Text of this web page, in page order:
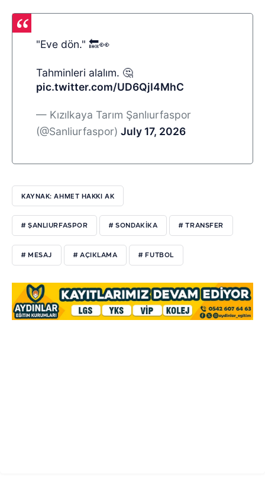
"Eve dön." 🔙👀
Tahminleri alalım. 🤔
pic.twitter.com/UD6QjI4MhC
— Kızılkaya Tarım Şanlıurfaspor
(@Sanliurfaspor) July 17, 2026
KAYNAK: AHMET HAKKI AK
# ŞANLIURFASPOR # SONDAKIKA # TRANSFER
# MESAJ # AÇIKLAMA # FUTBOL